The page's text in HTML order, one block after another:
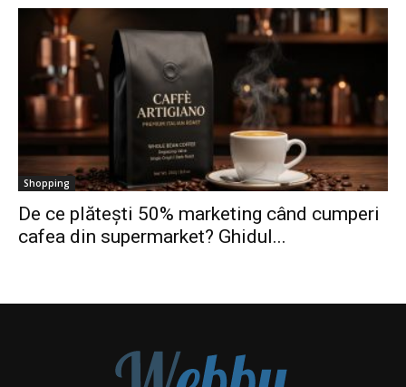
Shopping
De ce plătești 50% marketing când cumperi
cafea din supermarket? Ghidul...